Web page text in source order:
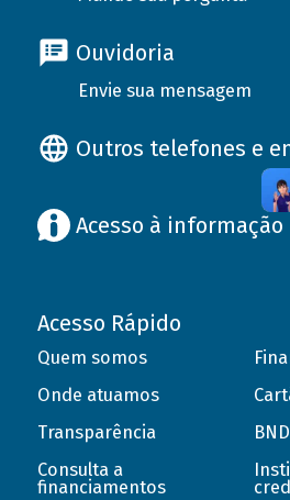
Ouvidoria
Envie sua mensagem
Outros telefones e
Acesso à informação
Acesso Rápido
Quem somos
Onde atuamos
Transparência
Consulta a
financiamentos